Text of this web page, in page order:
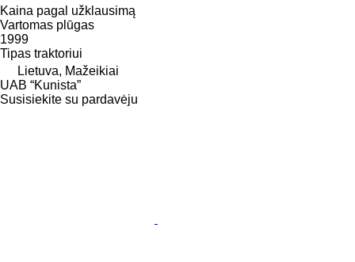
Kaina pagal užklausimą
Vartomas plūgas
1999
Tipas traktoriui
Lietuva, Mažeikiai
UAB “Kunista”
Susisiekite su pardavėju